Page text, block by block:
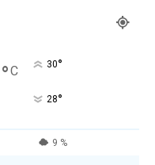
°C 30°
28°
9 %